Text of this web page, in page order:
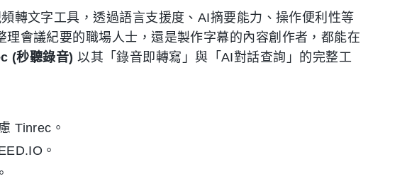
轉文字工具，透過語言支援度、AI摘要能力、操作便利性等
會議紀要的職場人士，還是製作字幕的內容創作者，都能在
(秒聽錄音) 以其「錄音即轉寫」與「AI對話查詢」的完整工
Tinrec。
。